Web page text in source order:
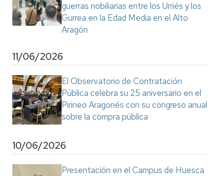
guerras nobiliarias entre los Urriés y los
Gurrea en la Edad Media en el Alto
Aragón
11/06/2026
El Observatorio de Contratación
Pública celebra su 25 aniversario en el
Pirineo Aragonés con su congreso anual
sobre la compra pública
10/06/2026
Presentación en el Campus de Huesca